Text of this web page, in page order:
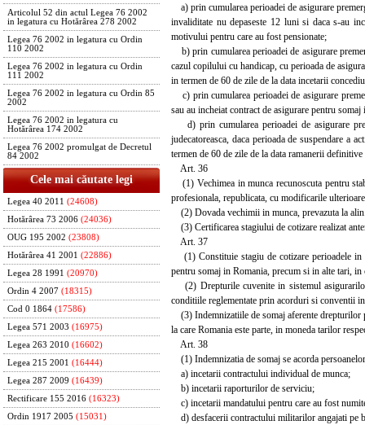
Articolul 52 din actul Legea 76 2002
in legatura cu Hotărârea 278 2002
Legea 76 2002 in legatura cu Ordin
110 2002
Legea 76 2002 in legatura cu Ordin
111 2002
Legea 76 2002 in legatura cu Ordin 85
2002
Legea 76 2002 in legatura cu
Hotărârea 174 2002
Legea 76 2002 promulgat de Decretul
84 2002
Cele mai căutate legi
Legea 40 2011 (24608)
Hotărârea 73 2006 (24036)
OUG 195 2002 (23808)
Hotărârea 41 2001 (22886)
Legea 28 1991 (20970)
Ordin 4 2007 (18315)
Cod 0 1864 (17586)
Legea 571 2003 (16975)
Legea 263 2010 (16602)
Legea 215 2001 (16444)
Legea 287 2009 (16439)
Rectificare 155 2016 (16323)
Ordin 1917 2005 (15031)
a) prin cumularea perioadei de asigurare
invaliditate nu depaseste 12 luni si daca s-au
motivului pentru care au fost pensionate;
b) prin cumularea perioadei de asigurare
cazul copilului cu handicap, cu perioada de
in termen de 60 de zile de la data incetarii
c) prin cumularea perioadei de asigurare
sau au incheiat contract de asigurare pentru
d) prin cumularea perioadei de asigurare
judecatoreasca, daca perioada de suspendare a
termen de 60 de zile de la data ramanerii
Art. 36
(1) Vechimea in munca recunoscuta pentru
profesionala, republicata, cu modificarile
(2) Dovada vechimii in munca, prevazuta la
(3) Certificarea stagiului de cotizare realizat
Art. 37
(1) Constituie stagiu de cotizare perioadele in
pentru somaj in Romania, precum si in alte tari,
(2) Drepturile cuvenite in sistemul
conditiile reglementate prin acorduri si conventii
(3) Indemnizatiile de somaj aferente drepturilor
la care Romania este parte, in moneda tarilor
Art. 38
(1) Indemnizatia de somaj se acorda
a) incetarii contractului individual de munca;
b) incetarii raporturilor de serviciu;
c) incetarii mandatului pentru care au fost
d) desfacerii contractului militarilor angajati pe